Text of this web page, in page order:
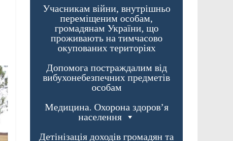
Учасникам війни, внутрішньо
переміщеним особам,
громадянам України, що
проживають на тимчасово
окупованих територіях
Допомога постраждалим від
вибухонебезпечних предметів
особам
Медицина. Охорона здоров’я
населення
Детінізація доходів громадян та